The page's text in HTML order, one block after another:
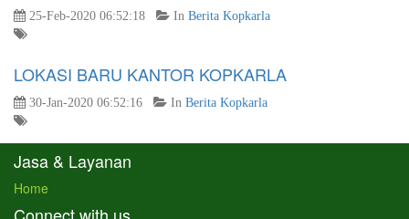
25-Feb-2020 06:52:18 In Berita Kopkarla
LOKASI BARU KANTOR KOPKARLA
30-Jan-2020 06:52:16 In Berita Kopkarla
Jasa & Layanan
Home